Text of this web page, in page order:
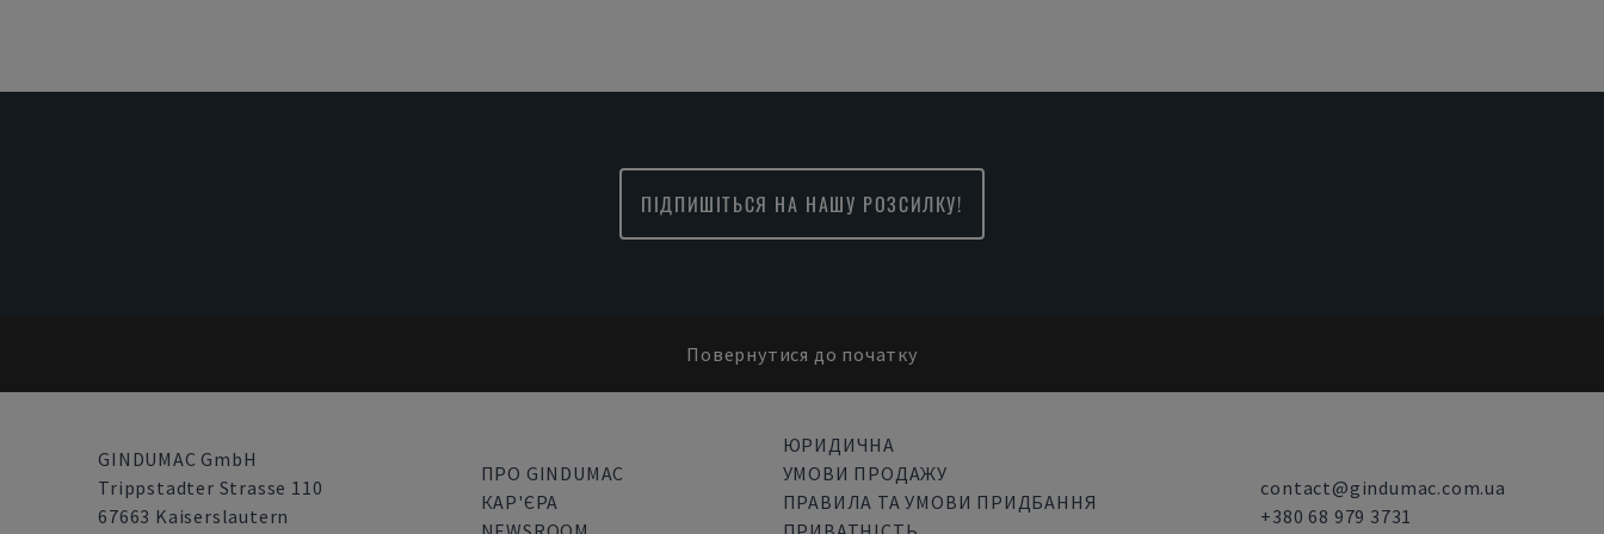
ПІДПИШІТЬСЯ НА НАШУ РОЗСИЛКУ!
Повернутися до початку
GINDUMAC GmbH
Trippstadter Strasse 110
67663 Kaiserslautern
ПРО GINDUMAC
КАР'ЄРА
ЮРИДИЧНА
УМОВИ ПРОДАЖУ
ПРАВИЛА ТА УМОВИ ПРИДБАННЯ
contact@gindumac.com.ua
+380 68 979 3731